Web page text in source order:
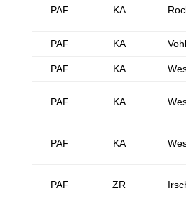
PAF KA
PAF KA
PAF KA
PAF KA
PAF KA
PAF ZR